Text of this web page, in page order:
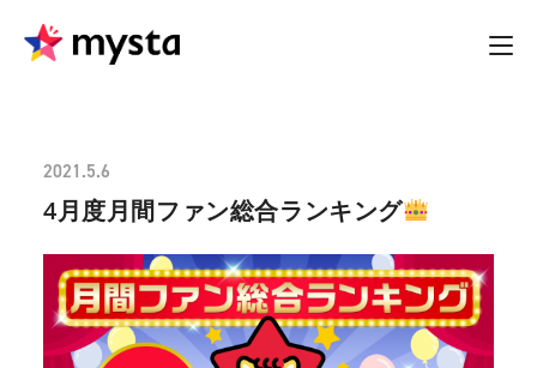
2021.5.6
4月度月間ファン総合ランキング